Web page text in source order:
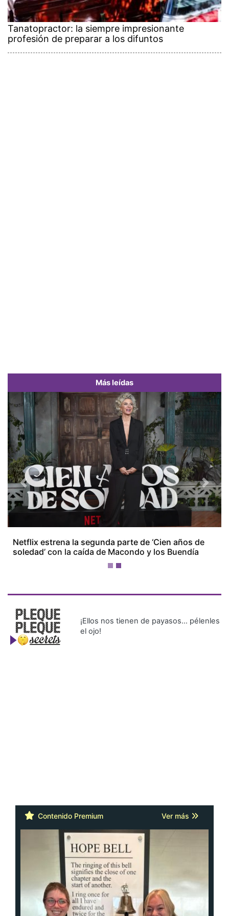
Tanatopractor: la siempre impresionante
profesión de preparar a los difuntos
Más leídas
'Spider-Man: Brand New Day' rompe récords en
taquilla
Previous Next
¡Ellos nos tienen de payasos… pélenles
el ojo!
Contenido Premium Ver más